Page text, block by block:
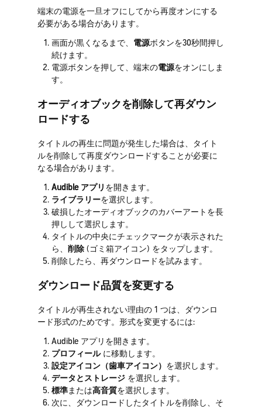
端末の電源を一旦オフにしてから再度オンにする
必要がある場合があります。
画面が黒くなるまで、 電源ボタンを30秒間押し
続けます。
電源ボタンを押して、端末の電源をオンにしま
す。
オーディオブックを削除して再ダウン
ロードする
タイトルの再生に問題が発生した場合は、タイト
ルを削除して再度ダウンロードすることが必要に
なる場合があります。
Audible アプリ を開きます。
ライブラリーを選択します。
破損したオーディオブックのカバーアートを長
押しして選択します。
タイトルの中央にチェックマークが表示された
ら、 削除 (ゴミ箱アイコン) をタップします。
削除したら、再ダウンロードを試みます。
ダウンロード品質を変更する
タイトルが再生されない理由の 1 つは、ダウンロ
ード形式のためです。形式を変更するには:
Audible アプリを開きます。
プロフィールに移動します。
設定アイコン（歯車アイコン） を選択します。
データとストレージを選択します。
標準または高音質を選択します。
次に、ダウンロードしたタイトルを削除し、そ